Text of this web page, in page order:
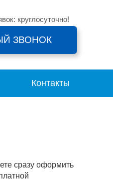
круглосуточно!
ЗВОНОК
Контакты
сразу оформить